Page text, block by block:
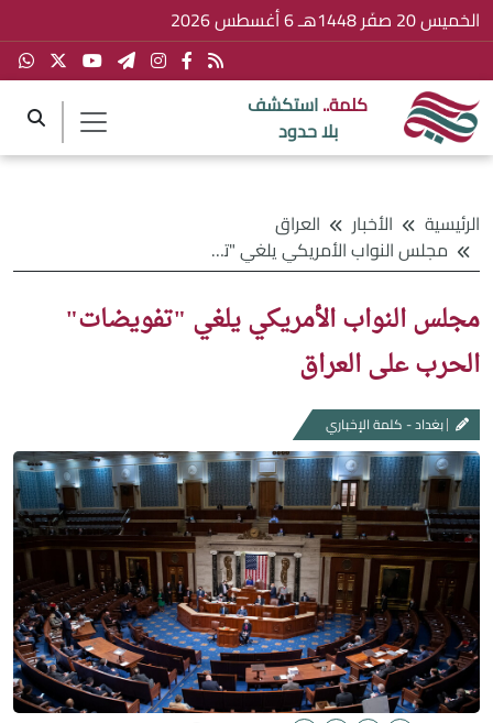
الخميس 20 صفَر 1448هـ 6 أغسطس 2026
كلمة..استكشف
بلا حدود
الرئيسية الأخبار
العراق
مجلس النواب الأمريكي يلغي "تفويضات" الحرب على العراق
مجلس النواب الأمريكي يلغي "تفويضات"
الحرب على العراق
بغداد - كلمة الإخباري